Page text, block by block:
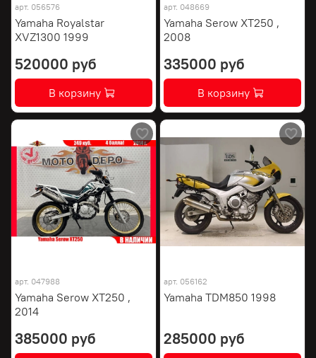
арт. 056576
Yamaha Royalstar
XVZ1300 1999
520000 руб
В корзину
арт. 048669
Yamaha Serow XT250 ,
2008
335000 руб
В корзину
арт. 047988
Yamaha Serow XT250 ,
2014
385000 руб
арт. 056162
Yamaha TDM850 1998
285000 руб